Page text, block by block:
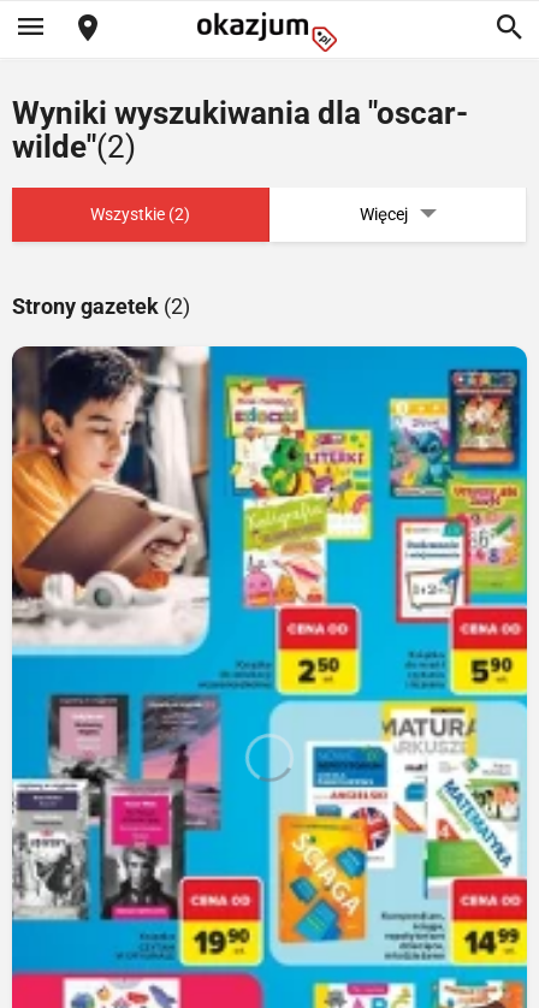
Wyniki wyszukiwania dla "oscar-
wilde"(2)
Wszystkie (2) Więcej
Strony gazetek (2)